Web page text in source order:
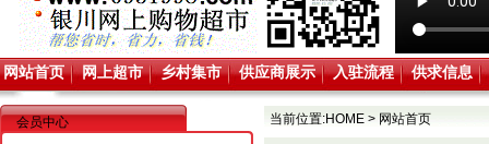
网站首页 网上超市 乡村集市 供应商展示 入驻流程 供求信息
会员中心 当前位置:HOME > 网站首页